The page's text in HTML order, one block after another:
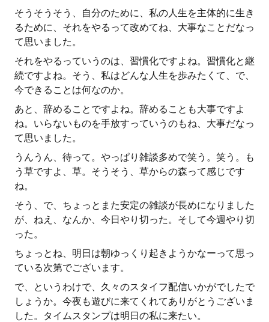
そうそうそう、自分のために、私の人生を主体的に生き
るために、それをやるって改めてね、大事なことだなっ
て思いました。
それをやるっていうのは、習慣化ですよね。習慣化と継
続ですよね。そう、私はどんな人生を歩みたくて、で、
今できることは何なのか。
あと、辞めることですよね。辞めることも大事ですよ
ね。いらないものを手放すっていうのもね、大事だなっ
て思いました。
うんうん、待って。やっぱり雑談多めで笑う。笑う。も
う草ですよ、草。そうそう、草からの森って感じです
ね。
そう、で、ちょっとまた安定の雑談が長めになりました
が、ねえ、なんか、今日やり切った。そして今週やり切
った。
ちょっとね、明日は朝ゆっくり起きようかなーって思っ
ている次第でございます。
で、というわけで、久々のスタイフ配信いかがでしたで
しょうか。今夜も遊びに来てくれてありがとうございま
した。タイムスタンプは明日の私に来たい。